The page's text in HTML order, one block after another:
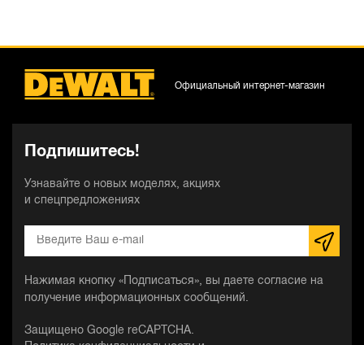
Подпишитесь!
Узнавайте о новых моделях, акциях
и спецпредложениях
Нажимая кнопку «Подписаться», вы даете согласие на
получение информационных сообщений.
Защищено Google reCAPTCHA.
Официальный интернет-магазин